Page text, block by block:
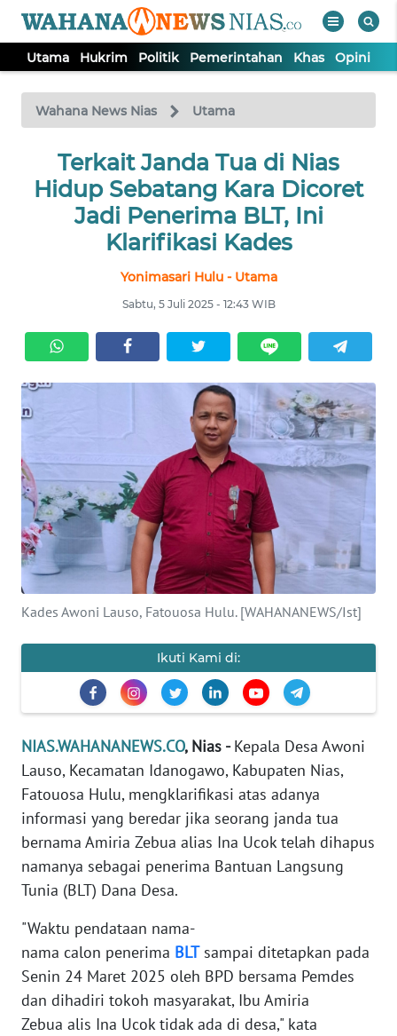
Utama Hukrim Politik Pemerintahan Khas Opini
Wahana News Nias Utama
Terkait Janda Tua di Nias
Hidup Sebatang Kara Dicoret
Jadi Penerima BLT, Ini
Klarifikasi Kades
Yonimasari Hulu - Utama
Sabtu, 5 Juli 2025 - 12:43 WIB
Kades Awoni Lauso, Fatouosa Hulu. [WAHANANEWS/Ist]
Ikuti Kami di:
NIAS.WAHANANEWS.CO, Nias -Kepala Desa Awoni
Lauso, Kecamatan Idanogawo, Kabupaten Nias,
Fatouosa Hulu, mengklarifikasi atas adanya
informasi yang beredar jika seorang janda tua
bernama Amiria Zebua alias Ina Ucok telah dihapus
namanya sebagai penerima Bantuan Langsung
Tunia (BLT) Dana Desa.
"Waktu pendataan nama-
nama calon penerima BLTsampai ditetapkan pada
Senin 24 Maret 2025 oleh BPD bersama Pemdes
dan dihadiri tokoh masyarakat, Ibu Amiria
Zebua alis Ina Ucok tidak ada di desa," kata
TV
Tutup
UTAMA
HUKRIM
PEMERINTAHAN
KHAS
OPINI
NUSANTARA
SERBA-
SERBI
Informasi
INDEKS
INFO
TENTANG
KAMI
PEDOMAN
MEDIA
REDAKSI
KARIR